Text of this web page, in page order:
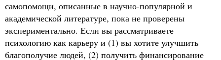
самопомощи, описанные в научно-популярной и
академической литературе, пока не проверены
экспериментально. Если вы рассматриваете
психологию как карьеру и (1) вы хотите улучшить
благополучие людей, (2) получить финансирование